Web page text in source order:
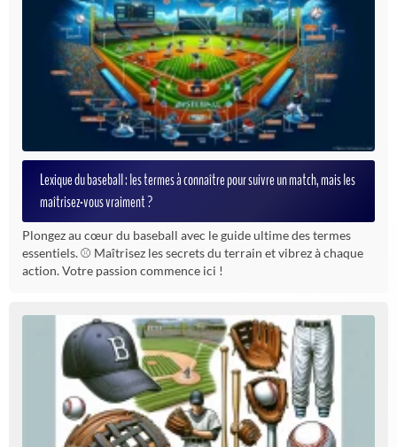
Lexique du baseball : les termes à connaître pour suivre un match, mais les
maîtrisez-vous vraiment ?
Plongez au cœur du baseball avec le guide ultime des termes
essentiels. ⚾ Maîtrisez les secrets du terrain et vibrez à chaque
action. Votre passion commence ici !